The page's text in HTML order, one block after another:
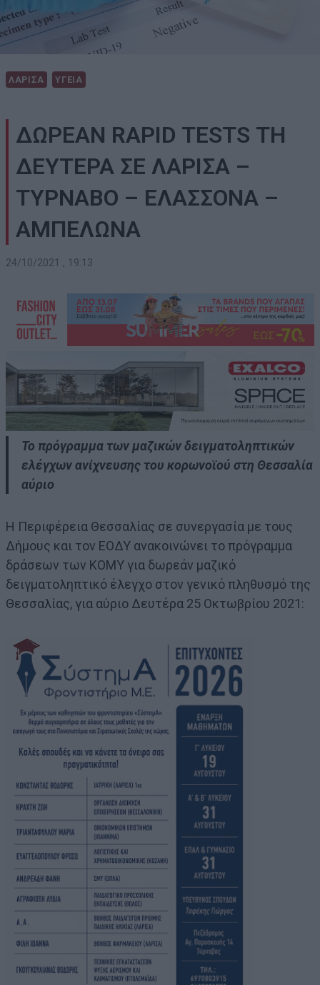
ΛΑΡΙΣΑ ΥΓΕΙΑ
ΔΩΡΕΑΝ RAPID TESTS ΤΗ
ΔΕΥΤΕΡΑ ΣΕ ΛΑΡΙΣΑ –
ΤΥΡΝΑΒΟ – ΕΛΑΣΣΟΝΑ –
ΑΜΠΕΛΩΝΑ
24/10/2021 , 19:13
Το πρόγραμμα των μαζικών δειγματοληπτικών
ελέγχων ανίχνευσης του κορωνοϊού στη Θεσσαλία
αύριο
Η Περιφέρεια Θεσσαλίας σε συνεργασία με τους
Δήμους και τον ΕΟΔΥ ανακοινώνει το πρόγραμμα
δράσεων των ΚΟΜΥ για δωρεάν μαζικό
δειγματοληπτικό έλεγχο στον γενικό πληθυσμό της
Θεσσαλίας, για αύριο Δευτέρα 25 Οκτωβρίου 2021: